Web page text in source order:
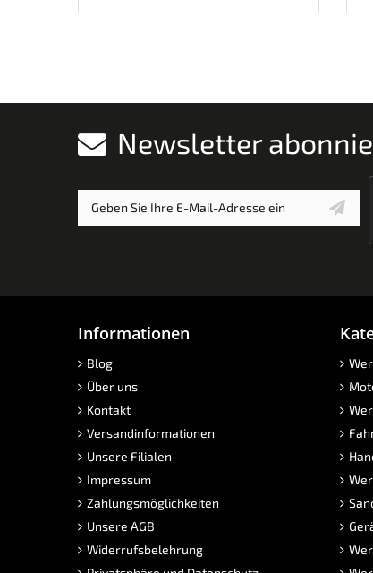
Newsletter
Informationen
Blog
Über uns
Kontakt
Versandinformationen
Unsere Filialen
Impressum
Zahlungsmöglichkeiten
Unsere AGB
Widerrufsbelehrung